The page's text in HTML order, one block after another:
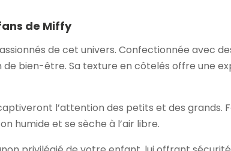
de Miffy
de cet univers. Confectionnée avec
bien-être. Sa texture en côtelés offre une
l’attention des petits et des grands.
humide et se sèche à l’air libre.